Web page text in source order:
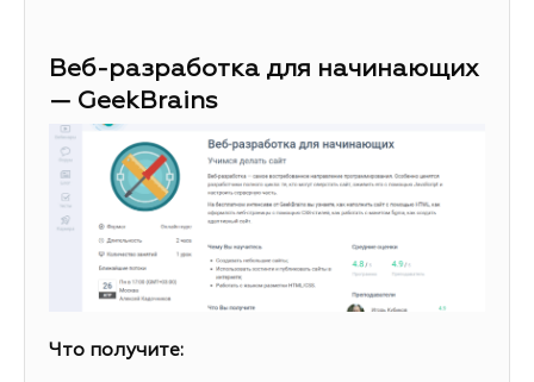
Веб-разработка для начинающих
— GeekBrains
Что получите: